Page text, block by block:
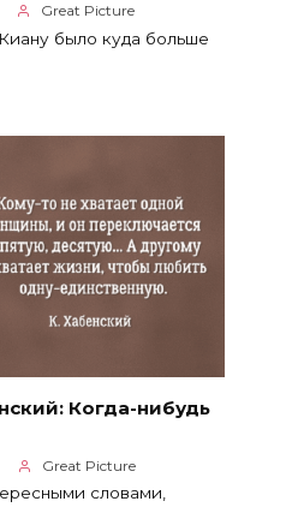
Great Picture
было куда больше
Когда-нибудь
Great Picture
словами,